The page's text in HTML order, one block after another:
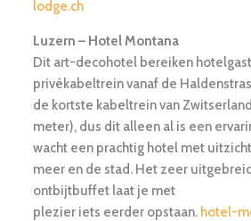
lodge.ch
Luzern – Hotel Montana
Dit art-decohotel bereiken
privékabeltrein vanaf de
de kortste kabeltrein van
meter), dus dit alleen al is een
wacht een prachtig hotel met
meer en de stad. Het zeer
ontbijtbuffet laat je met
plezier iets eerder opstaan. hotel-